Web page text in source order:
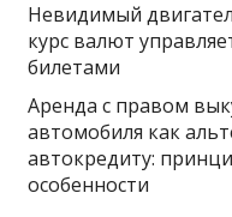
Невидимый
курс валют
билетами
Аренда с правом
автомобиля как
автокредиту:
особенности